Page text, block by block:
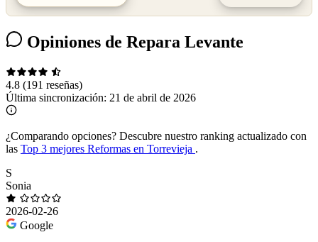
Opiniones de Repara Levante
4.8 (191 reseñas)
Última sincronización: 21 de abril de 2026
¿Comparando opciones? Descubre nuestro ranking actualizado con
las Top 3 mejores Reformas en Torrevieja .
S
Sonia
2026-02-26
Google